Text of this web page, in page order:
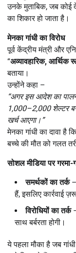
उनके मुताबिक, जब कोई
का शिकार हो जाता है।
मेनका गांधी का विरोध
पूर्व केंद्रीय मंत्री और
“अव्यावहारिक,
बताया।
उन्होंने कहा –
“अगर इस आदेश का
1,000–2,000 शेल्टर
खर्च आएगा।”
मेनका गांधी का दावा है
बच्चे की मौत को गलत
सोशल मीडिया पर
समर्थकों का तर्क–
हैं, इसलिए कार्रवाई
विरोधियों का तर्क
साथ बर्बरता होगी।
ये पहला मौका है जब